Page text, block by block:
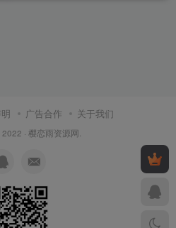
广告合作 关于我们
· 樱恋雨资源网